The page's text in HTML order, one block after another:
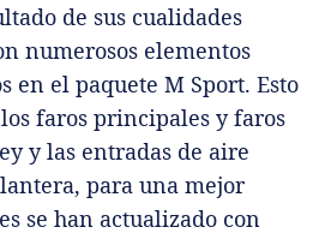
de sus cualidades
numerosos elementos
en el paquete M Sport. Esto
faros principales y faros
y las entradas de aire
para una mejor
se han actualizado con